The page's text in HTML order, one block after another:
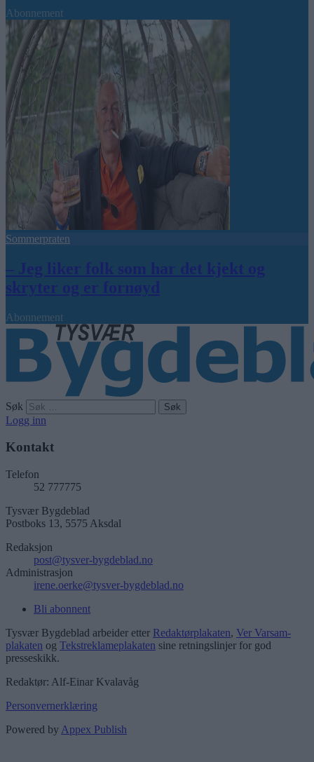
Abonnement
Sommerpraten
– Jeg liker folk som har det kjekt og
skryter og er fornøyd
Abonnement
Søk
Logg inn
Kontakt
Telefon
52 777775
Tysvær Bygdeblad
Postboks 13, 5575 Aksdal
Redaksjon
post@tysver-bygdeblad.no
Administrasjon
irene.oerke@tysver-bygdeblad.no
Bli abonnent
Tysvær Bygdeblad arbeider etter Redaktørplakaten, Ver Varsam-
plakaten og Tekstreklameplakaten sine retningslinjer for god
presseskikk.
Redaktør: Alf-Einar Kvalavåg
Personvernerklæring
Powered by Appex Publish